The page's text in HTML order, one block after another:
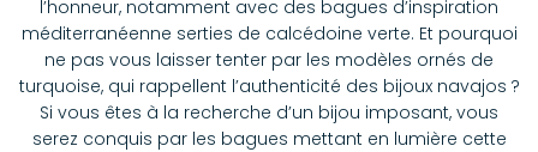
l’honneur, notamment avec des bagues d’inspiration
méditerranéenne serties de calcédoine verte. Et pourquoi
ne pas vous laisser tenter par les modèles ornés de
turquoise, qui rappellent l’authenticité des bijoux navajos ?
Si vous êtes à la recherche d’un bijou imposant, vous
serez conquis par les bagues mettant en lumière cette